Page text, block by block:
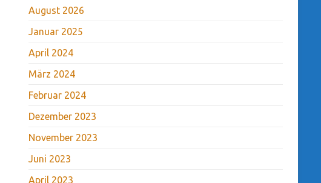
August 2026
Januar 2025
April 2024
März 2024
Februar 2024
Dezember 2023
November 2023
Juni 2023
April 2023